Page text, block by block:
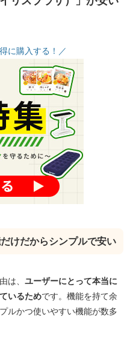
に購入する！／
けだからシンプルで安い
は、 ユーザーにとって本当に
いるためです。機能を持て余
ルかつ使いやすい機能が数多